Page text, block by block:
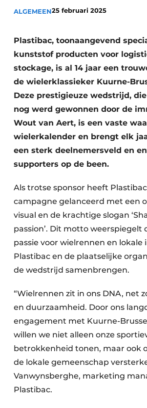
ALGEMEEN25 februari 2025
Plastibac, toonaangevend
kunststof producten voor
stockage, is al 14 jaar een
de wielerklassieker Kuurne-
Deze prestigieuze wedstrijd,
nog werd gewonnen door de
Wout van Aert, is een vaste
wielerkalender en brengt elk
een sterk deelnemersveld en
supporters op de been.
Als trotse sponsor heeft
campagne gelanceerd met een
visual en de krachtige slogan
passion’. Dit motto weerspiegelt
passie voor wielrennen en lokale
Plastibac en de plaatselijke
de wedstrijd samenbrengen.
“Wielrennen zit in ons DNA, net
en duurzaamheid. Door ons
engagement met Kuurne-
willen we niet alleen onze
betrokkenheid tonen, maar ook
de lokale gemeenschap
Vanwynsberghe, marketing
Plastibac.